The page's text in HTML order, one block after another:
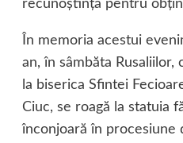
recunoştinţa pentru
În memoria acestui
an, în sâmbăta
la biserica Sfintei
Ciuc, se roagă la statuia
înconjoară în procesiune